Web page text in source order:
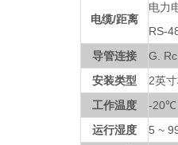
电缆/距离
电力
RS-
导管连接
G.
安装类型
2英
工作温度
-20℃
运行湿度
5 ~